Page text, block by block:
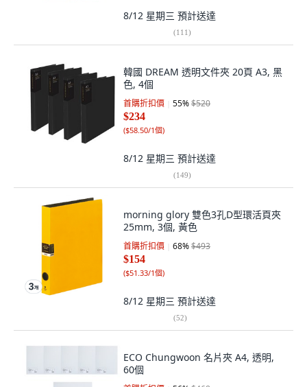
8/12 星期三 預計送達
(111)
韓國 DREAM 透明文件夾 20頁 A3, 黑
色, 4個
首購折扣價 55%$520
$234
($58.50/1個)
8/12 星期三 預計送達
(149)
morning glory 雙色3孔D型環活頁夾
25mm, 3個, 黃色
首購折扣價 68%$493
$154
($51.33/1個)
8/12 星期三 預計送達
(52)
ECO Chungwoon 名片夾 A4, 透明,
60個